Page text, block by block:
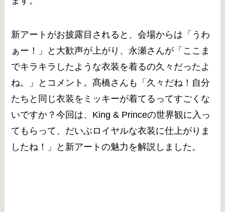
新アートがお披露目されると、会場からは「うわ
ぁー！」と大歓声が上がり、永瀬さんが「ここま
でキラキラしたような衣装を着るの久々だったよ
ね。」とコメント。髙橋さんも「久々だね！自分
たちと同じ衣装をミッキーが着てるってすごくな
いですか？今回は、King & Princeの世界観に入っ
てもらって、だいぶロイヤルな衣装に仕上がりま
したね！」と新アートの魅力を解説しました。